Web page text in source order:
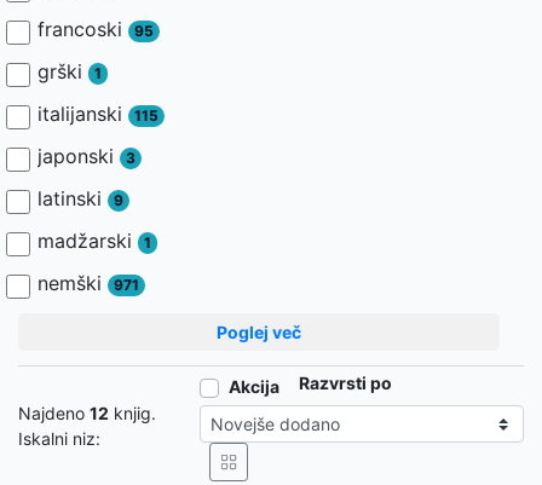
francoski 95
grški 1
italijanski 115
japonski 3
latinski 9
madžarski 1
nemški 971
Poglej več
Najdeno 12 knjig.
Iskalni niz:
Akcija Razvrsti po